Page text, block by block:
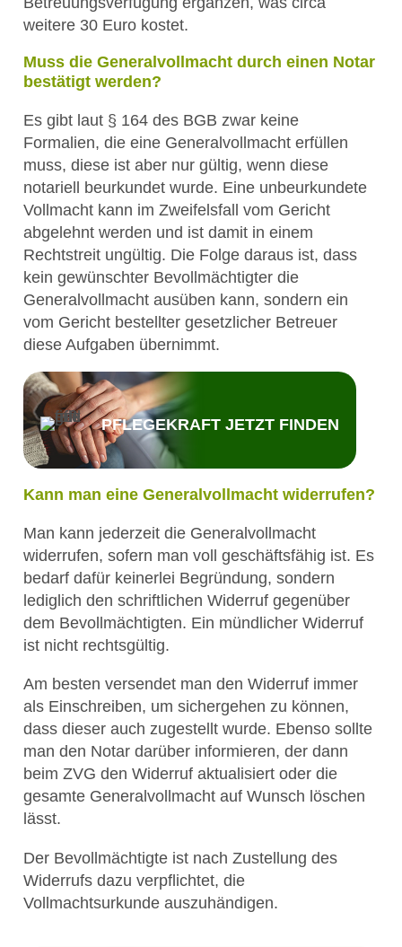
weitere 30 Euro kostet.
Muss die Generalvollmacht durch einen Notar
bestätigt werden?
Es gibt laut § 164 des BGB zwar keine
Formalien, die eine Generalvollmacht erfüllen
muss, diese ist aber nur gültig, wenn diese
notariell beurkundet wurde. Eine unbeurkundete
Vollmacht kann im Zweifelsfall vom Gericht
abgelehnt werden und ist damit in einem
Rechtstreit ungültig. Die Folge daraus ist, dass
kein gewünschter Bevollmächtigter die
Generalvollmacht ausüben kann, sondern ein
vom Gericht bestellter gesetzlicher Betreuer
diese Aufgaben übernimmt.
PFLEGEKRAFT JETZT FINDEN
Kann man eine Generalvollmacht widerrufen?
Man kann jederzeit die Generalvollmacht
widerrufen, sofern man voll geschäftsfähig ist. Es
bedarf dafür keinerlei Begründung, sondern
lediglich den schriftlichen Widerruf gegenüber
dem Bevollmächtigten. Ein mündlicher Widerruf
ist nicht rechtsgültig.
Am besten versendet man den Widerruf immer
als Einschreiben, um sichergehen zu können,
dass dieser auch zugestellt wurde. Ebenso sollte
man den Notar darüber informieren, der dann
beim ZVG den Widerruf aktualisiert oder die
gesamte Generalvollmacht auf Wunsch löschen
lässt.
Der Bevollmächtigte ist nach Zustellung des
Widerrufs dazu verpflichtet, die
Vollmachtsurkunde auszuhändigen.